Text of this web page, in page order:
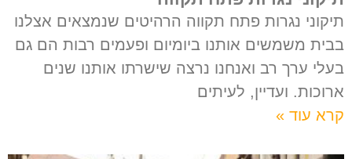
תיקוני נגרות פתח תקווה הרהיטים שנמצאים אצלנו
בבית משמשים אותנו ביומיום ופעמים רבות הם גם
בעלי ערך רב ואנחנו נרצה שישרתו אותנו שנים
ארוכות. ועדיין, לעיתים
קרא עוד »